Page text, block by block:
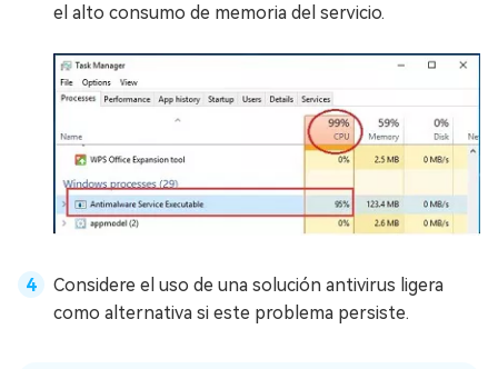
el alto consumo de memoria del servicio.
Considere el uso de una solución antivirus ligera
como alternativa si este problema persiste.